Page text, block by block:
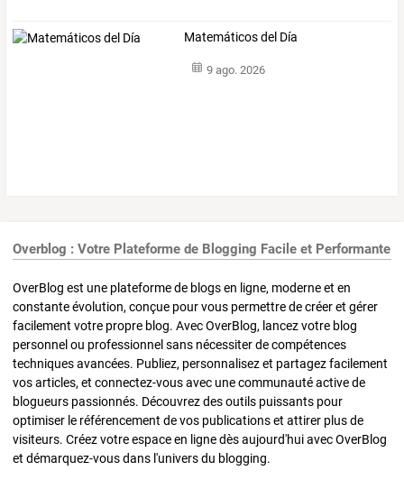
Matemáticos del Día
9 ago. 2026
Overblog : Votre Plateforme de Blogging Facile et Performante
OverBlog est une plateforme de blogs en ligne, moderne et en
constante évolution, conçue pour vous permettre de créer et gérer
facilement votre propre blog. Avec OverBlog, lancez votre blog
personnel ou professionnel sans nécessiter de compétences
techniques avancées. Publiez, personnalisez et partagez facilement
vos articles, et connectez-vous avec une communauté active de
blogueurs passionnés. Découvrez des outils puissants pour
optimiser le référencement de vos publications et attirer plus de
visiteurs. Créez votre espace en ligne dès aujourd'hui avec OverBlog
et démarquez-vous dans l'univers du blogging.